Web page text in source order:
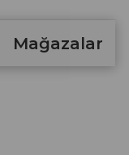
Mağazalar